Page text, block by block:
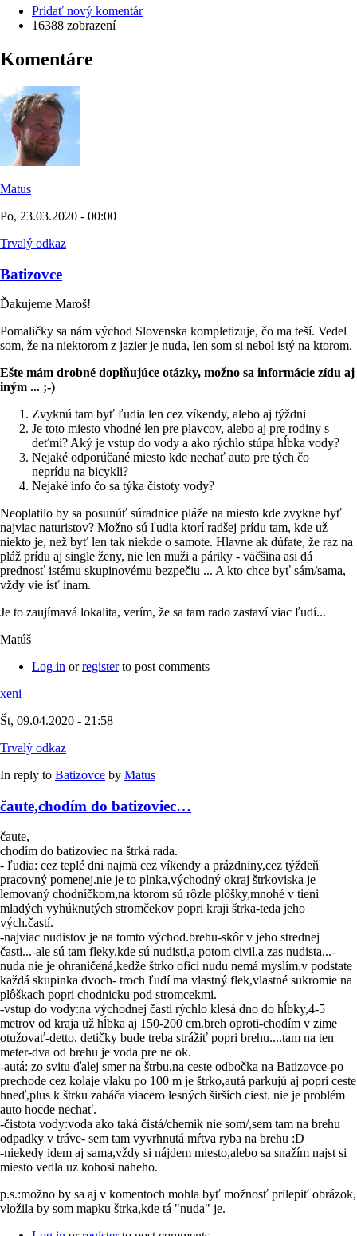
Pridať nový komentár
16388 zobrazení
Komentáre
Matus
Po, 23.03.2020 - 00:00
Trvalý odkaz
Batizovce
Ďakujeme Maroš!
Pomaličky sa nám východ Slovenska kompletizuje, čo ma teší. Vedel
som, že na niektorom z jazier je nuda, len som si nebol istý na ktorom.
Ešte mám drobné doplňujúce otázky, možno sa informácie zídu aj
iným ... ;-)
Zvyknú tam byť ľudia len cez víkendy, alebo aj týždni
Je toto miesto vhodné len pre plavcov, alebo aj pre rodiny s
deťmi? Aký je vstup do vody a ako rýchlo stúpa hĺbka vody?
Nejaké odporúčané miesto kde nechať auto pre tých čo
neprídu na bicykli?
Nejaké info čo sa týka čistoty vody?
Neoplatilo by sa posunúť súradnice pláže na miesto kde zvykne byť
najviac naturistov? Možno sú ľudia ktorí radšej prídu tam, kde už
niekto je, než byť len tak niekde o samote. Hlavne ak dúfate, že raz na
pláž prídu aj single ženy, nie len muži a páriky - väčšina asi dá
prednosť istému skupinovému bezpečiu ... A kto chce byť sám/sama,
vždy vie ísť inam.
Je to zaujímavá lokalita, verím, že sa tam rado zastaví viac ľudí...
Matúš
Log in orregisterto post comments
xeni
Št, 09.04.2020 - 21:58
Trvalý odkaz
In reply to Batizovce by Matus
čaute,chodím do batizoviec…
čaute,
chodím do batizoviec na štrká rada.
- ľudia: cez teplé dni najmä cez víkendy a prázdniny,cez týždeň
pracovný pomenej.nie je to plnka,východný okraj štrkoviska je
lemovaný chodníčkom,na ktorom sú rôzle plôšky,mnohé v tieni
mladých vyhúknutých stromčekov popri kraji štrka-teda jeho
vých.častí.
-najviac nudistov je na tomto východ.brehu-skôr v jeho strednej
časti...-ale sú tam fleky,kde sú nudisti,a potom civil,a zas nudista...-
nuda nie je ohraničená,kedže štrko ofici nudu nemá myslím.v podstate
každá skupinka dvoch- troch ľudí ma vlastný flek,vlastné sukromie na
plôškach popri chodnicku pod stromcekmi.
-vstup do vody:na východnej časti rýchlo klesá dno do hĺbky,4-5
metrov od kraja už hĺbka aj 150-200 cm.breh oproti-chodím v zime
otužovať-detto. detičky bude treba strážiť popri brehu....tam na ten
meter-dva od brehu je voda pre ne ok.
-autá: zo svitu ďalej smer na štrbu,na ceste odbočka na Batizovce-po
prechode cez kolaje vlaku po 100 m je štrko,autá parkujú aj popri ceste
hneď,plus k štrku zabáča viacero lesných širších ciest. nie je problém
auto hocde nechať.
-čistota vody:voda ako taká čistá/chemik nie som/,sem tam na brehu
odpadky v tráve- sem tam vyvrhnutá mŕtva ryba na brehu :D
-niekedy idem aj sama,vždy si nájdem miesto,alebo sa snažím najst si
miesto vedla uz kohosi naheho.
p.s.:možno by sa aj v komentoch mohla byť možnosť prilepiť obrázok,
vložila by som mapku štrka,kde tá "nuda" je.